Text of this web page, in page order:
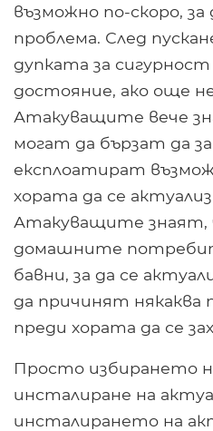
възможно по-скоро,
проблема. След
дупката за
достояние, ако още
Атакуващите вече
могат да бързат да
експлоатират
хората да се
Атакуващите знаят,
домашните
бавни, за да се
да причинят някаква
преди хората да се
Просто избирането
инсталиране на
инсталирането на